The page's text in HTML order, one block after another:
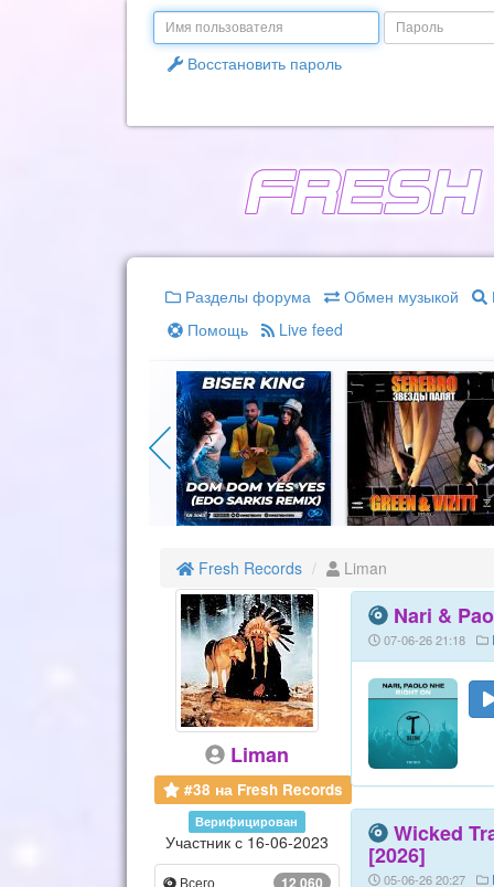
Email
Пароль
Восстановить пароль
Разделы форума Обмен музыкой
Помощь
Live feed
Fresh Records Liman
Liman
#38 на Fresh Records
Верифицирован
Участник с 16-06-2023
12 060
Всего
Nari &
07-06-26 21:18
Wicked
[2026]
05-06-26 20:27